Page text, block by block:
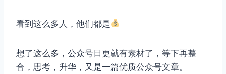
看到这么多人，他们都是
想了这么多，公众号日更就有素材了，等下再整
合，思考，升华，又是一篇优质公众号文章。